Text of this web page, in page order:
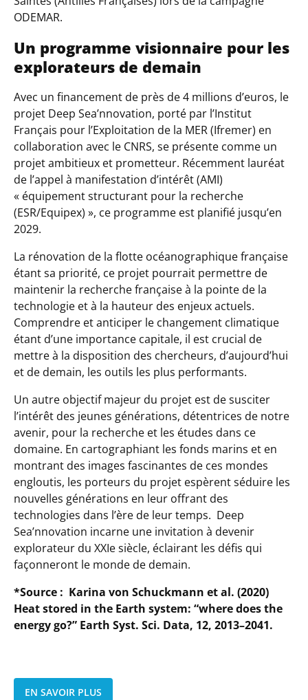
ODEMAR.
Un programme visionnaire pour les
explorateurs de demain
Avec un financement de près de 4 millions d’euros, le
projet Deep Sea’nnovation, porté par l’Institut
Français pour l’Exploitation de la MER (Ifremer) en
collaboration avec le CNRS, se présente comme un
projet ambitieux et prometteur. Récemment lauréat
de l’appel à manifestation d’intérêt (AMI)
« équipement structurant pour la recherche
(ESR/Equipex) », ce programme est planifié jusqu’en
2029.
La rénovation de la flotte océanographique française
étant sa priorité, ce projet pourrait permettre de
maintenir la recherche française à la pointe de la
technologie et à la hauteur des enjeux actuels.
Comprendre et anticiper le changement climatique
étant d’une importance capitale, il est crucial de
mettre à la disposition des chercheurs, d’aujourd’hui
et de demain, les outils les plus performants.
Un autre objectif majeur du projet est de susciter
l’intérêt des jeunes générations, détentrices de notre
avenir, pour la recherche et les études dans ce
domaine. En cartographiant les fonds marins et en
montrant des images fascinantes de ces mondes
engloutis, les porteurs du projet espèrent séduire les
nouvelles générations en leur offrant des
technologies dans l’ère de leur temps. Deep
Sea’nnovation incarne une invitation à devenir
explorateur du XXIe siècle, éclairant les défis qui
façonneront le monde de demain.
*Source : Karina von Schuckmann et al. (2020)
Heat stored in the Earth system: “where does the
energy go?” Earth Syst. Sci. Data, 12, 2013–2041.
EN SAVOIR PLUS